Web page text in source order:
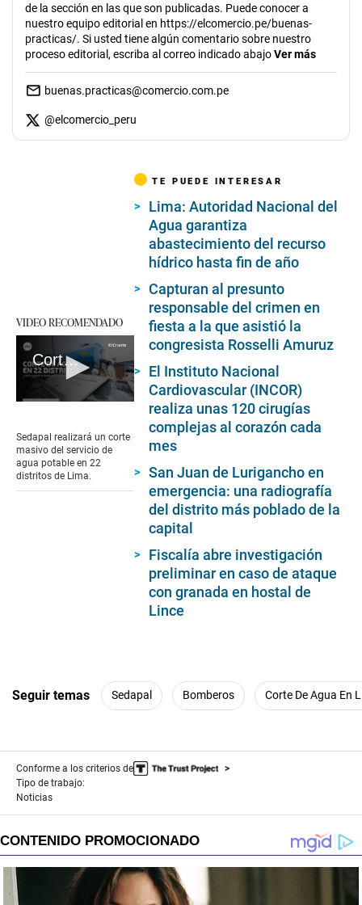
de la sección en las que son publicadas. Puede conocer a
nuestro equipo editorial en https://elcomercio.pe/buenas-
practicas/. Si usted tiene algún comentario sobre nuestro
proceso editorial, escriba al correo indicado abajoVer más
buenas.practicas@comercio.com.pe
@elcomercio_peru
VIDEO RECOMENDADO
Corte del servicio de agua hasta por cuatro días: cuándo, en qué distritos y cómo saber si seré afectado
of
2
minutes,
20
Sedapal realizará un corte
masivo del servicio de
agua potable en 22
distritos de Lima.
TE PUEDE INTERESAR
Lima: Autoridad Nacional del
Agua garantiza
abastecimiento del recurso
hídrico hasta fin de año
Capturan al presunto
responsable del crimen en
fiesta a la que asistió la
congresista Rosselli Amuruz
El Instituto Nacional
Cardiovascular (INCOR)
realiza unas 120 cirugías
complejas al corazón cada
mes
San Juan de Lurigancho en
emergencia: una radiografía
del distrito más poblado de la
capital
Fiscalía abre investigación
preliminar en caso de ataque
con granada en hostal de
Lince
Seguir temas Sedapal Bomberos Corte De Agua En
Conforme a los criterios de
Tipo de trabajo:
Noticias